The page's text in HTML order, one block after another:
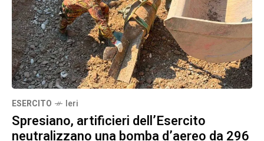
ESERCITO Ieri
Spresiano, artificieri dell’Esercito
neutralizzano una bomba d’aereo da 296